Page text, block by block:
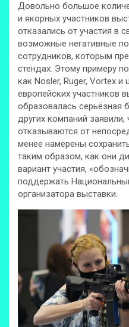
Довольно большое
и якорных участников
отказались от участия в
возможные негативные
сотрудников, которым
стендах. Этому примеру
как Nosler, Ruger, Vortex и
европейских участников
образовалась серьёзная
других компаний заявили,
отказываются от
менее намерены
таким образом, как они
вариант участия,
поддержать
организатора выставки.